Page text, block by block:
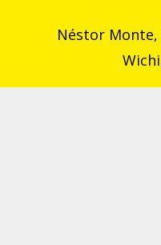
Néstor